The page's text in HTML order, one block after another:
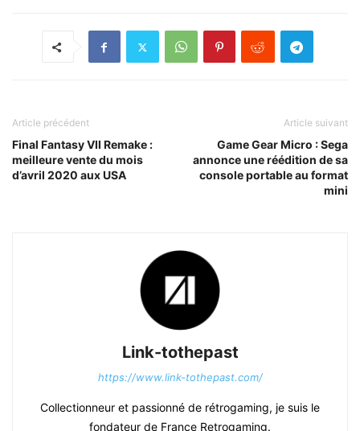
Article précédent
Final Fantasy VII Remake :
meilleure vente du mois
d’avril 2020 aux USA
Article suivant
Game Gear Micro : Sega
annonce une réédition de sa
console portable au format
mini
Link-tothepast
https://www.link-tothepast.com/
Collectionneur et passionné de rétrogaming, je suis le
fondateur de France Retrogaming.